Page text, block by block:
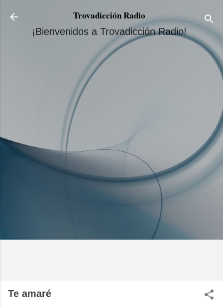
Ir al contenido principal
Trovadicción Radio
¡Bienvenidos a Trovadicción Radio!
Te amaré